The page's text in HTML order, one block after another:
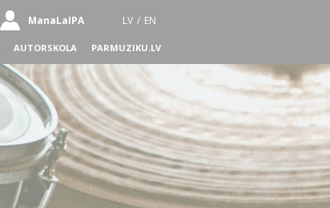
ManaLaIPA LV / EN
AUTORSKOLA PARMUZIKU.LV